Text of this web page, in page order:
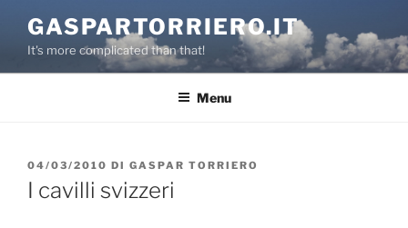
contenuto
GASPARTORRIERO.IT
It's more complicated than that!
Menu
PUBBLICATO
IL
04/03/2010 DI GASPAR TORRIERO
I cavilli svizzeri